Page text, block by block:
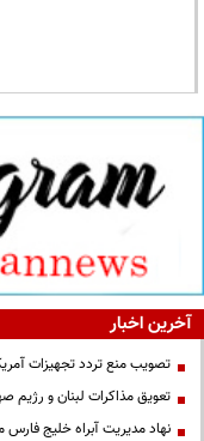
آخرین اخبار
تصویب منع تردد تجهیزات
تعویق مذاکرات لبنان و
نهاد مدیریت آبراه خلیج